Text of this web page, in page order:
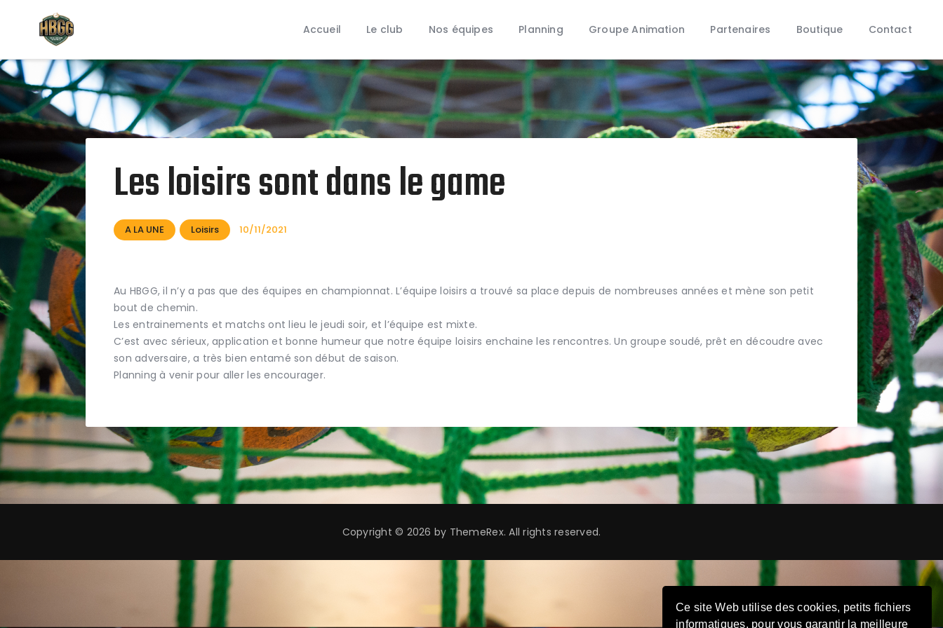
Accueil Le club Nos équipes Planning Groupe Animation Partenaires Boutique Contact
Le club
Nos équipes
Planning
Groupe Animation
Partenaires
Contact
Les loisirs sont dans le game
A LA UNE Loisirs 10/11/2021
Au HBGG, il n’y a pas que des équipes en championnat. L’équipe loisirs a trouvé sa place depuis de nombreuses années et mène son petit
bout de chemin.
Les entrainements et matchs ont lieu le jeudi soir, et l’équipe est mixte.
C’est avec sérieux, application et bonne humeur que notre équipe loisirs enchaine les rencontres. Un groupe soudé, prêt en découdre avec
son adversaire, a très bien entamé son début de saison.
Planning à venir pour aller les encourager.
Copyright © 2026 by ThemeRex. All rights reserved.
Ce site Web utilise des cookies, petits fichiers
informatiques, pour vous garantir la meilleure